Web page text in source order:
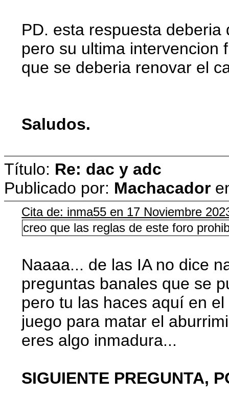
PD. esta respuesta
pero su ultima intervencion
que se deberia renovar el
Saludos.
Título: Re: dac y adc
Publicado por: Machacador
Cita de: inma55 en 17 Noviembre
creo que las reglas de este foro
Naaaa... de las IA no dice
preguntas banales que se
pero tu las haces aquí en
juego para matar el
eres algo inmadura...
SIGUIENTE PREGUNTA,